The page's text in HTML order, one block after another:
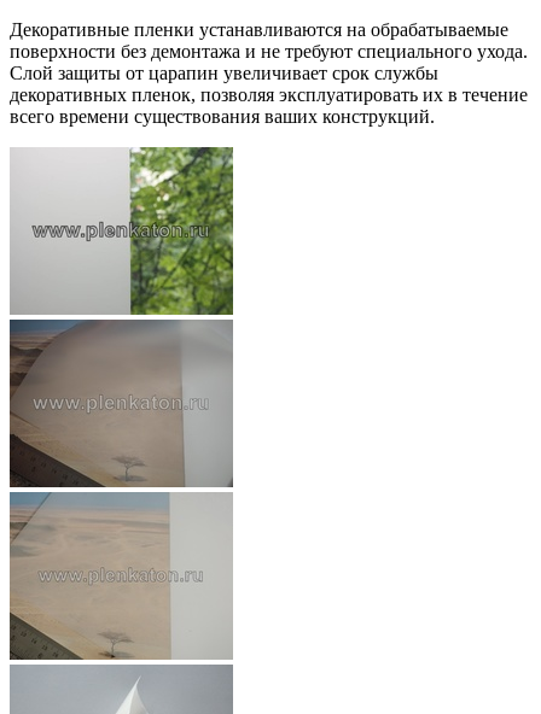
Декоративные пленки устанавливаются на обрабатываемые
поверхности без демонтажа и не требуют специального ухода.
Слой защиты от царапин увеличивает срок службы
декоративных пленок, позволяя эксплуатировать их в течение
всего времени существования ваших конструкций.